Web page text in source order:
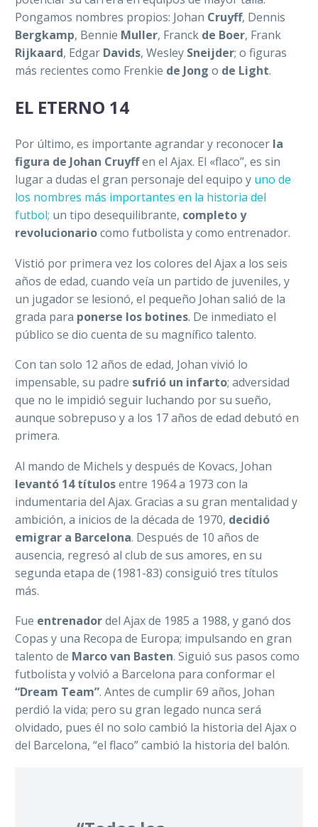
Pongamos nombres propios: Johan Cruyff, Dennis
Bergkamp, Bennie Muller, Franck de Boer, Frank
Rijkaard, Edgar Davids, Wesley Sneijder; o figuras
más recientes como Frenkie de Jong o de Light.
EL ETERNO 14
Por último, es importante agrandar y reconocer la
figura de Johan Cruyffen el Ajax. El «flaco”, es sin
lugar a dudas el gran personaje del equipo y uno de
los nombres más importantes en la historia del
futbol; un tipo desequilibrante, completo y
revolucionariocomo futbolista y como entrenador.
Vistió por primera vez los colores del Ajax a los seis
años de edad, cuando veía un partido de juveniles, y
un jugador se lesionó, el pequeño Johan salió de la
grada para ponerse los botines. De inmediato el
público se dio cuenta de su magnífico talento.
Con tan solo 12 años de edad, Johan vivió lo
impensable, su padre sufrió un infarto; adversidad
que no le impidió seguir luchando por su sueño,
aunque sobrepuso y a los 17 años de edad debutó en
primera.
Al mando de Michels y después de Kovacs, Johan
levantó 14 títulosentre 1964 a 1973 con la
indumentaria del Ajax. Gracias a su gran mentalidad y
ambición, a inicios de la década de 1970, decidió
emigrar a Barcelona. Después de 10 años de
ausencia, regresó al club de sus amores, en su
segunda etapa de (1981-83) consiguió tres títulos
más.
Fue entrenadordel Ajax de 1985 a 1988, y ganó dos
Copas y una Recopa de Europa; impulsando en gran
talento de Marco van Basten. Siguió sus pasos como
futbolista y volvió a Barcelona para conformar el
“Dream Team”. Antes de cumplir 69 años, Johan
perdió la vida; pero su gran legado nunca será
olvidado, pues él no solo cambió la historia del Ajax o
del Barcelona, “el flaco” cambió la historia del balón.